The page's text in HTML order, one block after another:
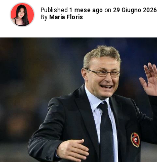
Published 1 mese ago on 29 Giugno 2026
By Maria Floris